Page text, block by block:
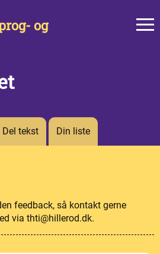
og
Del tekst Din liste
feedback, så kontakt gerne
via thti@hillerod.dk.